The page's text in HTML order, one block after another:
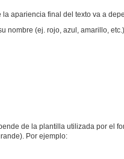
apariencia final del texto va a
nombre (ej. rojo, azul, amarillo,
de la plantilla utilizada por el
Por ejemplo: